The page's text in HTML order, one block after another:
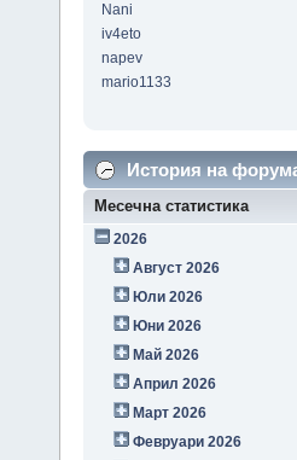
Nani
iv4eto
napev
mario1133
История на
Месечна статистика
2026
Август 2026
Юли 2026
Юни 2026
Май 2026
Април 2026
Март 2026
Февруари 2026